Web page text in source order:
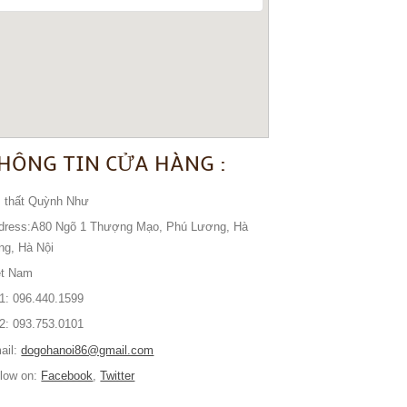
TIN CỬA HÀNG :
thất Quỳnh Như
Ngõ 1 Thượng Mạo, Phú Lương, Hà
Hà Nội
Nam
096.440.1599
093.753.0101
dogohanoi86@gmail.com
on: Facebook ,Twitter